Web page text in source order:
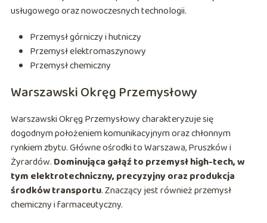
usługowego oraz nowoczesnych technologii.
Przemysł górniczy i hutniczy
Przemysł elektromaszynowy
Przemysł chemiczny
Warszawski Okręg Przemysłowy
Warszawski Okręg Przemysłowy charakteryzuje się
dogodnym położeniem komunikacyjnym oraz chłonnym
rynkiem zbytu. Główne ośrodki to Warszawa, Pruszków i
Żyrardów. Dominująca gałąź to przemysł high-tech, w
tym elektrotechniczny, precyzyjny oraz produkcja
środków transportu. Znaczący jest również przemysł
chemiczny i farmaceutyczny.